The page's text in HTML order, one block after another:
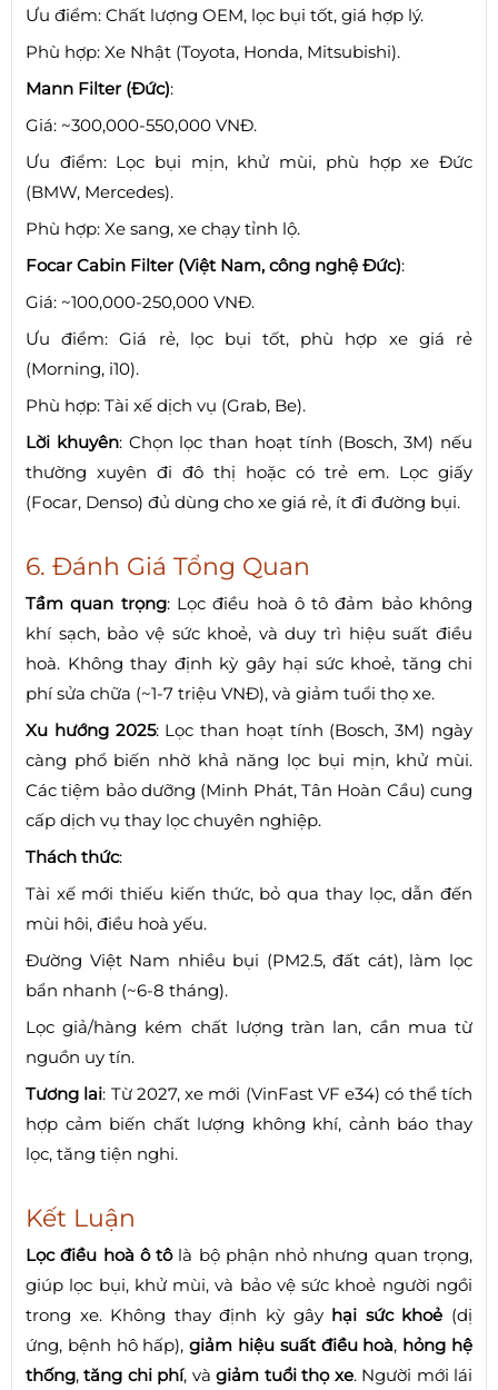
Ưu điểm: Chất lượng OEM, lọc bụi tốt, giá hợp lý.
Phù hợp: Xe Nhật (Toyota, Honda, Mitsubishi).
Mann Filter (Đức):
Giá: ~300,000-550,000 VNĐ.
Ưu điểm: Lọc bụi mịn, khử mùi, phù hợp xe Đức
(BMW, Mercedes).
Phù hợp: Xe sang, xe chạy tỉnh lộ.
Focar Cabin Filter (Việt Nam, công nghệ Đức):
Giá: ~100,000-250,000 VNĐ.
Ưu điểm: Giá rẻ, lọc bụi tốt, phù hợp xe giá rẻ
(Morning, i10).
Phù hợp: Tài xế dịch vụ (Grab, Be).
Lời khuyên: Chọn lọc than hoạt tính (Bosch, 3M) nếu
thường xuyên đi đô thị hoặc có trẻ em. Lọc giấy
(Focar, Denso) đủ dùng cho xe giá rẻ, ít đi đường bụi.
6. Đánh Giá Tổng Quan
Tầm quan trọng: Lọc điều hoà ô tô đảm bảo không
khí sạch, bảo vệ sức khoẻ, và duy trì hiệu suất điều
hoà. Không thay định kỳ gây hại sức khoẻ, tăng chi
phí sửa chữa (~1-7 triệu VNĐ), và giảm tuổi thọ xe.
Xu hướng 2025: Lọc than hoạt tính (Bosch, 3M) ngày
càng phổ biến nhờ khả năng lọc bụi mịn, khử mùi.
Các tiệm bảo dưỡng (Minh Phát, Tân Hoàn Cầu) cung
cấp dịch vụ thay lọc chuyên nghiệp.
Thách thức:
Tài xế mới thiếu kiến thức, bỏ qua thay lọc, dẫn đến
mùi hôi, điều hoà yếu.
Đường Việt Nam nhiều bụi (PM2.5, đất cát), làm lọc
bẩn nhanh (~6-8 tháng).
Lọc giả/hàng kém chất lượng tràn lan, cần mua từ
nguồn uy tín.
Tương lai: Từ 2027, xe mới (VinFast VF e34) có thể tích
hợp cảm biến chất lượng không khí, cảnh báo thay
lọc, tăng tiện nghi.
Kết Luận
Lọc điều hoà ô tôlà bộ phận nhỏ nhưng quan trọng,
giúp lọc bụi, khử mùi, và bảo vệ sức khoẻ người ngồi
trong xe. Không thay định kỳ gây hại sức khoẻ (dị
ứng, bệnh hô hấp),giảm hiệu suất điều hoà, hỏng hệ
thống,tăng chi phí, vàgiảm tuổi thọ xe. Người mới lái